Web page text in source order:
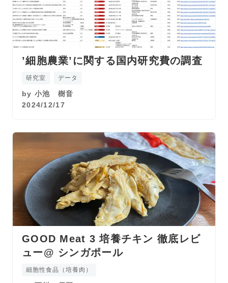
’細胞農業’に関する国内研究費の調査
研究室 データ
by 小池 樹音
2024/12/17
GOOD Meat 3 培養チキン 徹底レビ
ュー@ シンガポール
細胞性食品（培養肉）